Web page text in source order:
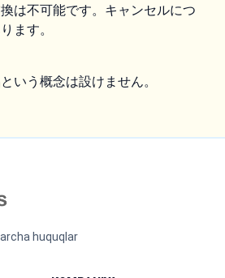
は不可能です。キャンセルにつ
ます。
いう概念は設けません。
huquqlar